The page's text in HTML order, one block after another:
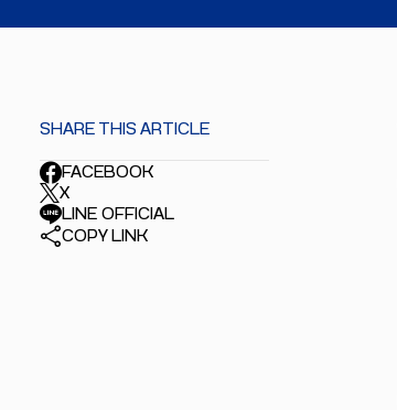
SHARE THIS ARTICLE
FACEBOOK
X
LINE OFFICIAL
COPY LINK